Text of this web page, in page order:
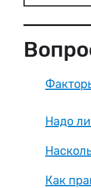
Надо
Как